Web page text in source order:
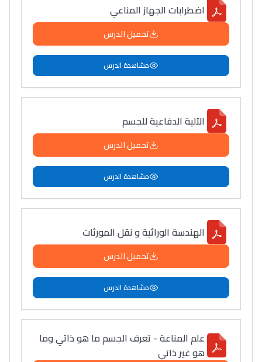
اضطرابات الجهاز المناعي
تحميل الدرس
مشاهدة الدرس
الآلية الدفاعية للجسم
تحميل الدرس
مشاهدة الدرس
الهندسة الوراثية و نقل المورثات
تحميل الدرس
مشاهدة الدرس
علم المناعة - تعرف الجسم ما هو ذاتي وما
هو غير ذاتي